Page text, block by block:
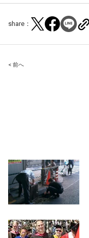
share：
Post
< 前へ